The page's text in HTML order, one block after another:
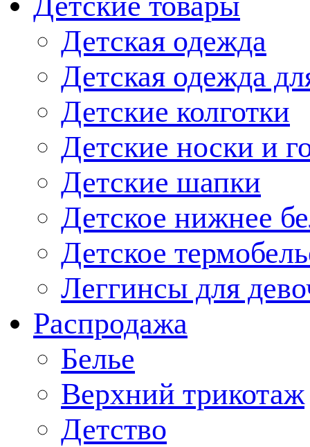
Детская одежда
Детская одежда
Детские колготки
Детские носки и
Детские шапки
Детское нижнее
Детское
Леггинсы для
Распродажа
Белье
Верхний трикотаж
Детство